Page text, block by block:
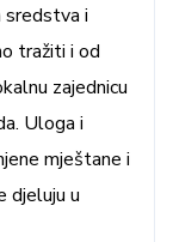
sredstva i
tražiti i od
zajednicu
Uloga i
mještane i
djeluju u